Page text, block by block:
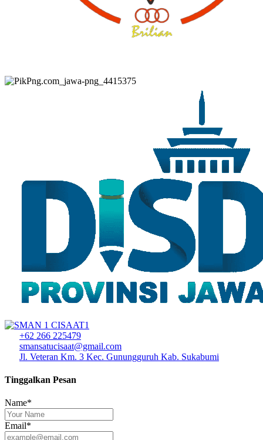
+62 266 225479
smansatucisaat@gmail.com
Jl. Veteran Km. 3 Kec. Gunungguruh Kab. Sukabumi
Tinggalkan Pesan
Name*
Email*